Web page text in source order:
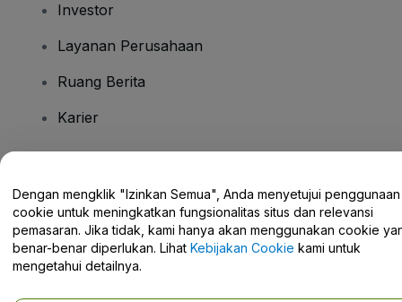
Investor
Layanan Perusahaan
Ruang Berita
Karier
Pusat Bantuan / Hubungi Kami
Dengan mengklik "Izinkan Semua", Anda menyetujui penggunaan
cookie untuk meningkatkan fungsionalitas situs dan relevansi
pemasaran. Jika tidak, kami hanya akan menggunakan cookie
benar-benar diperlukan. Lihat Kebijakan Cookie kami untuk
mengetahui detailnya.